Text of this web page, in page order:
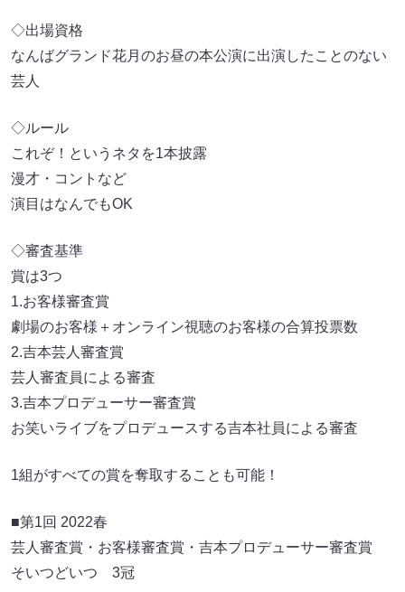
◇出場資格
なんばグランド花月のお昼の本公演に出演したことのない
芸人
◇ルール
これぞ！というネタを1本披露
漫才・コントなど
演目はなんでもOK
◇審査基準
賞は3つ
1.お客様審査賞
劇場のお客様＋オンライン視聴のお客様の合算投票数
2.吉本芸人審査賞
芸人審査員による審査
3.吉本プロデューサー審査賞
お笑いライブをプロデュースする吉本社員による審査
1組がすべての賞を奪取することも可能！
■第1回 2022春
芸人審査賞・お客様審査賞・吉本プロデューサー審査賞
そいつどいつ 3冠